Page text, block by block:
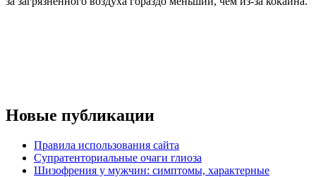
Новые публикации
Правила использования сайта
Супратенториальные очаги глиоза
Шизофрения у мужчин: симптомы, характерные